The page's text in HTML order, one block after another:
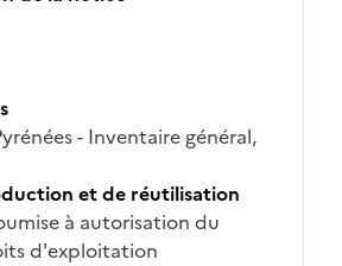
- Inventaire général,
et de réutilisation
à autorisation du
d'exploitation